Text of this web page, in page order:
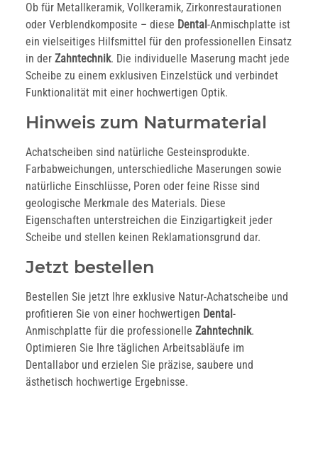
Ob für Metallkeramik, Vollkeramik, Zirkonrestaurationen
oder Verblendkomposite – diese Dental -Anmischplatte ist
ein vielseitiges Hilfsmittel für den professionellen Einsatz
in der Zahntechnik. Die individuelle Maserung macht jede
Scheibe zu einem exklusiven Einzelstück und verbindet
Funktionalität mit einer hochwertigen Optik.
Hinweis zum Naturmaterial
Achatscheiben sind natürliche Gesteinsprodukte.
Farbabweichungen, unterschiedliche Maserungen sowie
natürliche Einschlüsse, Poren oder feine Risse sind
geologische Merkmale des Materials. Diese
Eigenschaften unterstreichen die Einzigartigkeit jeder
Scheibe und stellen keinen Reklamationsgrund dar.
Jetzt bestellen
Bestellen Sie jetzt Ihre exklusive Natur-Achatscheibe und
profitieren Sie von einer hochwertigen Dental -
Anmischplatte für die professionelle Zahntechnik.
Optimieren Sie Ihre täglichen Arbeitsabläufe im
Dentallabor und erzielen Sie präzise, saubere und
ästhetisch hochwertige Ergebnisse.